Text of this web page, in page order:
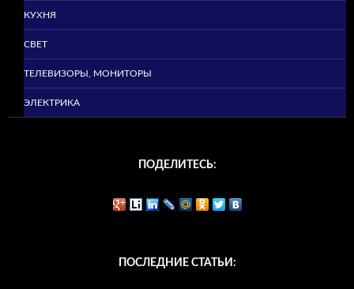
КУХНЯ
СВЕТ
ТЕЛЕВИЗОРЫ, МОНИТОРЫ
ЭЛЕКТРИКА
ПОДЕЛИТЕСЬ:
ПОСЛЕДНИЕ СТАТЬИ: